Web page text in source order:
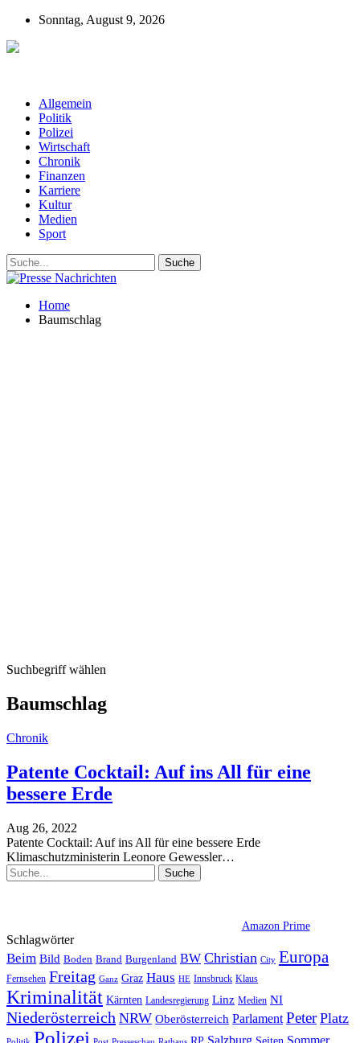
Sonntag, August 9, 2026
Allgemein
Politik
Polizei
Wirtschaft
Chronik
Finanzen
Karriere
Kultur
Medien
Sport
Home
Baumschlag
Suchbegriff wählen
Baumschlag
Chronik
Patente Cocktail: Auf ins All für eine
bessere Erde
Aug 26, 2022
Patente Cocktail: Auf ins All für eine bessere Erde
Klimaschutzministerin Leonore Gewessler…
Amazon Prime
Schlagwörter
Beim Bild Boden Brand Burgenland BW Christian City Europa
Fernsehen Freitag Ganz Graz Haus HE Innsbruck Klaus
Kriminalität Kärnten Landesregierung Linz Medien NI
Niederösterreich NRW Oberösterreich Parlament Peter Platz
Polizei RP Salzburg Seiten Sommer